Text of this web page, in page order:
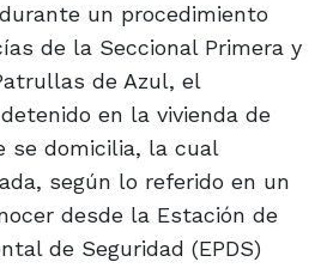
un procedimiento
de la Seccional Primera y
de Azul, el
en la vivienda de
se domicilia, la cual
según lo referido en un
desde la Estación de
de Seguridad (EPDS)